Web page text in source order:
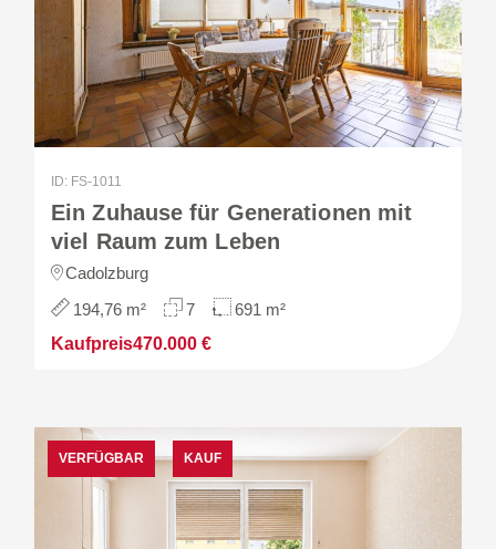
ID: FS-1011
Ein Zuhause für Generationen mit
viel Raum zum Leben
Cadolzburg
194,76 m²
7
691 m²
Kaufpreis470.000 €
VERFÜGBAR KAUF